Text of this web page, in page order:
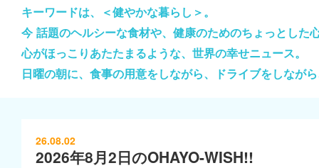
キーワードは、＜健やかな暮らし＞。
今 話題のヘルシーな食材や、健康のためのちょっとし
心がほっこりあたたまるような、世界の幸せニュース。
日曜の朝に、食事の用意をしながら、ドライブをしなが
26.08.02
2026年8月2日のOHAYO-WISH!!